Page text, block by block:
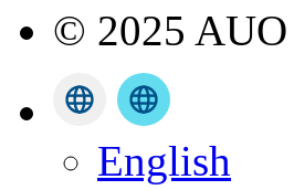
© 2025 AUO
English